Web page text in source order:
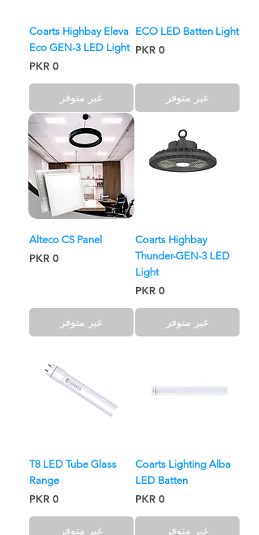
ECO LED Batten Light
السعر
غير متوفر
Coarts Highbay Eleva
Eco GEN-3 LED Light
السعر
غير متوفر
Coarts Highbay
Thunder-GEN-3 LED
Light
السعر
غير متوفر
Alteco CS Panel
السعر
غير متوفر
Coarts Lighting Alba
LED Batten
السعر
غير متوفر
T8 LED Tube Glass
Range
السعر
غير متوفر